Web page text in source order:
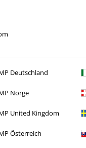
Deutschland
Norge
United Kingdom
Österreich
Classics
nuestro BACKSTAGE